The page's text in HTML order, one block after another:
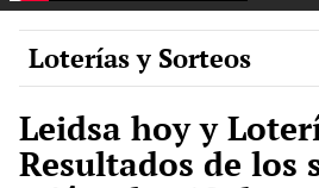
Rosa
Loterías y Sorteos
Leidsa hoy y
Resultados de los